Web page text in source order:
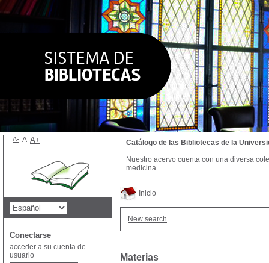
Inicio
New search
Materias
Catálogo de las Bibliotecas de la
Nuestro acervo cuenta con una diversa
medicina.
A- A A+
Conectarse
acceder a su cuenta de
usuario